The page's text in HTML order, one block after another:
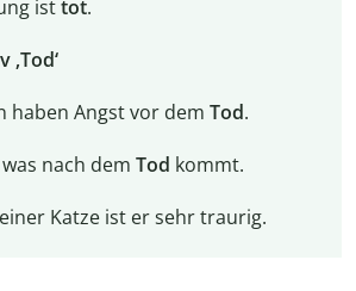
isttot.
‚Tod‘
haben Angst vor dem Tod.
nach dem Tod kommt.
Katze ist er sehr traurig.